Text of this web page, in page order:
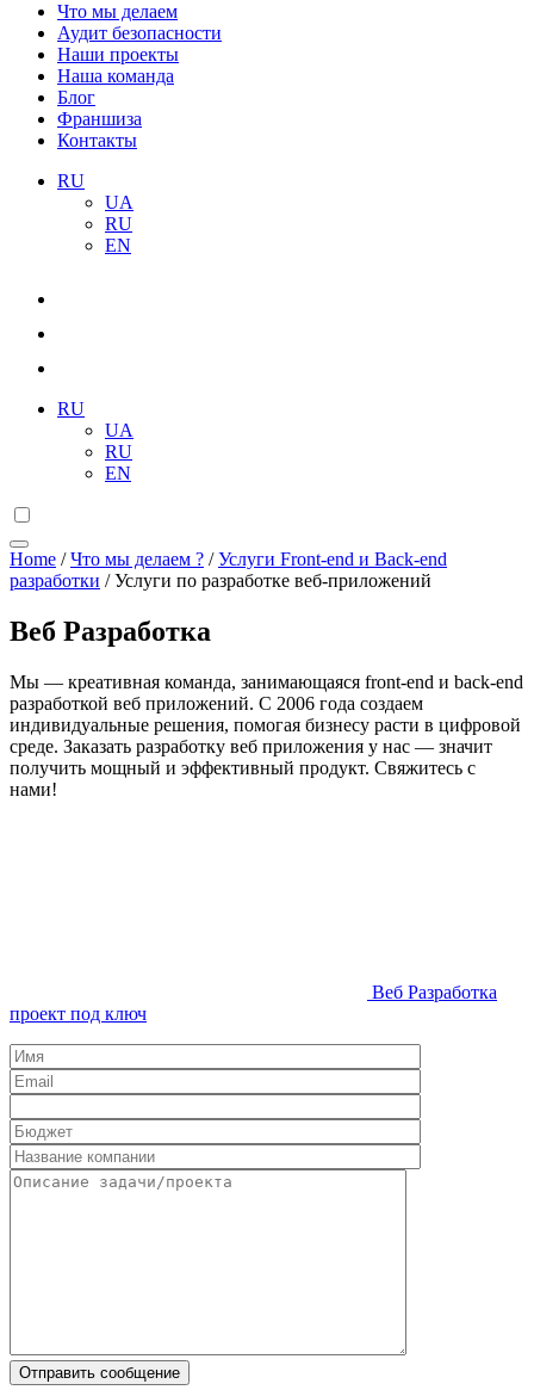
Что мы делаем
Аудит безопасности
Наши проекты
Наша команда
Блог
Франшиза
Контакты
RU
UA
RU
EN
RU
UA
RU
EN
Home /Что мы делаем ? /Услуги Front-end и Back-end
разработки /Услуги по разработке веб-приложений
Веб Разработка
Мы — креативная команда, занимающаяся front-end и back-end
разработкой веб приложений. С 2006 года создаем
индивидуальные решения, помогая бизнесу расти в цифровой
среде. Заказать разработку веб приложения у нас — значит
получить мощный и эффективный продукт. Свяжитесь с
нами!
Веб Разработка
проект под ключ